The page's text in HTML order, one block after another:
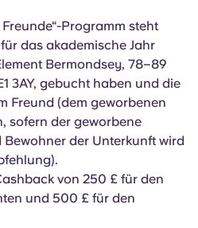
Sprache
(GB)
buchen
Español
Deutsch
French
Programm steht
das akademische Jahr
Bermondsey, 78–89
3AY, gebucht haben und die
Freund (dem geworbenen
sofern der geworbene
der Unterkunft wird
von 250 £ für den
und 500 £ für den